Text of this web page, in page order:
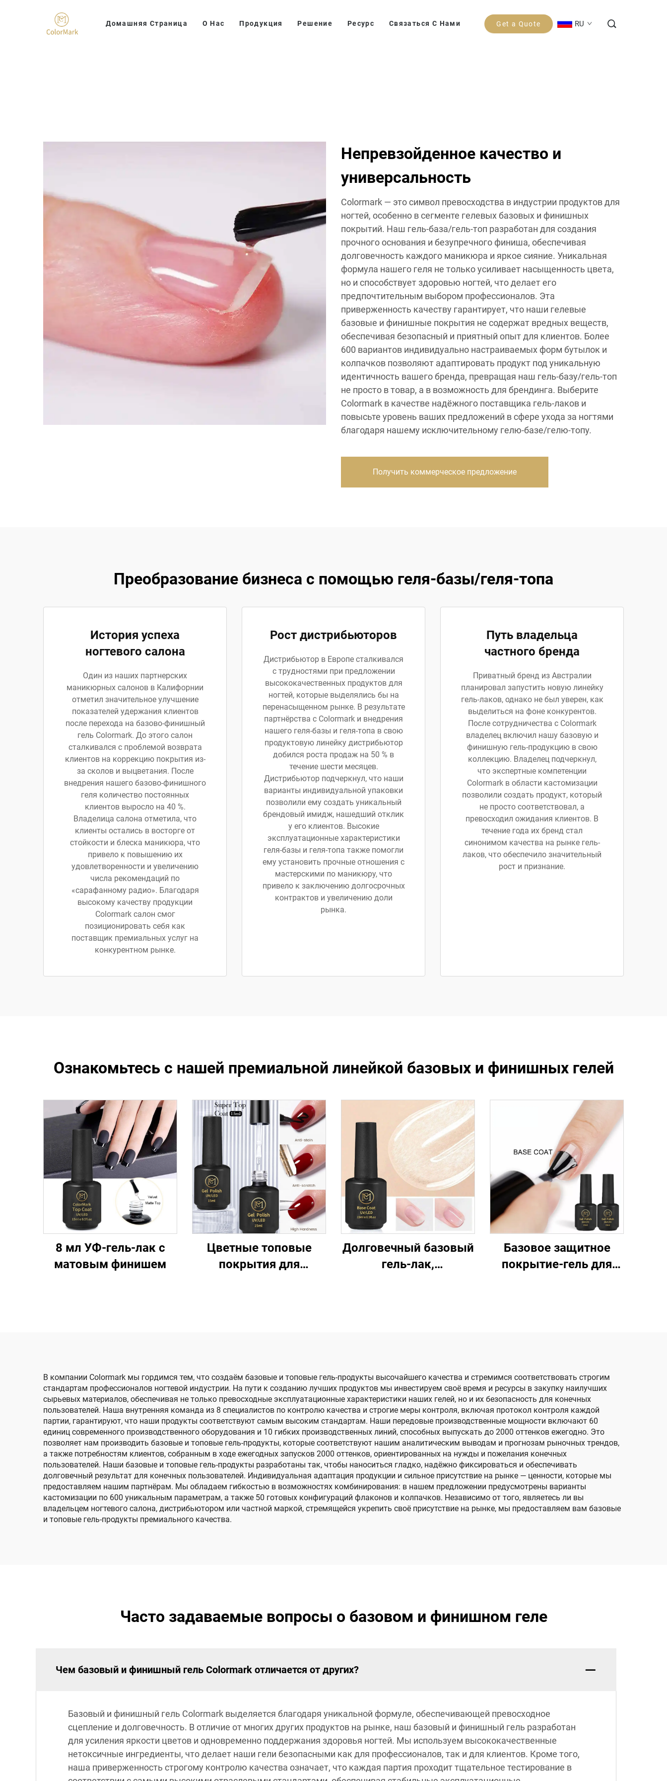
Домашняя Страница О Нас Продукция Решение Ресурс Связаться С Нами Get a Quote RU
Непревзойденное качество и
универсальность
Colormark — это символ превосходства в индустрии продуктов для
ногтей, особенно в сегменте гелевых базовых и финишных
покрытий. Наш гель-база/гель-топ разработан для создания
прочного основания и безупречного финиша, обеспечивая
долговечность каждого маникюра и яркое сияние. Уникальная
формула нашего геля не только усиливает насыщенность цвета,
но и способствует здоровью ногтей, что делает его
предпочтительным выбором профессионалов. Эта
приверженность качеству гарантирует, что наши гелевые
базовые и финишные покрытия не содержат вредных веществ,
обеспечивая безопасный и приятный опыт для клиентов. Более
600 вариантов индивидуально настраиваемых форм бутылок и
колпачков позволяют адаптировать продукт под уникальную
идентичность вашего бренда, превращая наш гель-базу/гель-топ
не просто в товар, а в возможность для брендинга. Выберите
Colormark в качестве надёжного поставщика гель-лаков и
повысьте уровень ваших предложений в сфере ухода за ногтями
благодаря нашему исключительному гелю-базе/гелю-топу.
Получить коммерческое предложение
Преобразование бизнеса с помощью геля-базы/геля-топа
История успеха
ногтевого салона
Один из наших партнерских
маникюрных салонов в Калифорнии
отметил значительное улучшение
показателей удержания клиентов
после перехода на базово-финишный
гель Colormark. До этого салон
сталкивался с проблемой возврата
клиентов на коррекцию покрытия из-
за сколов и выцветания. После
внедрения нашего базово-финишного
геля количество постоянных
клиентов выросло на 40 %.
Владелица салона отметила, что
клиенты остались в восторге от
стойкости и блеска маникюра, что
привело к повышению их
удовлетворенности и увеличению
числа рекомендаций по
«сарафанному радио». Благодаря
высокому качеству продукции
Colormark салон смог
позиционировать себя как
поставщик премиальных услуг на
конкурентном рынке.
Рост дистрибьюторов
Дистрибьютор в Европе сталкивался
с трудностями при предложении
высококачественных продуктов для
ногтей, которые выделялись бы на
перенасыщенном рынке. В результате
партнёрства с Colormark и внедрения
нашего геля-базы и геля-топа в свою
продуктовую линейку дистрибьютор
добился роста продаж на 50 % в
течение шести месяцев.
Дистрибьютор подчеркнул, что наши
варианты индивидуальной упаковки
позволили ему создать уникальный
брендовый имидж, нашедший отклик
у его клиентов. Высокие
эксплуатационные характеристики
геля-базы и геля-топа также помогли
ему установить прочные отношения с
мастерскими по маникюру, что
привело к заключению долгосрочных
контрактов и увеличению доли
рынка.
Путь владельца
частного бренда
Приватный бренд из Австралии
планировал запустить новую линейку
гель-лаков, однако не был уверен, как
выделиться на фоне конкурентов.
После сотрудничества с Colormark
владелец включил нашу базовую и
финишную гель-продукцию в свою
коллекцию. Владелец подчеркнул,
что экспертные компетенции
Colormark в области кастомизации
позволили создать продукт, который
не просто соответствовал, а
превосходил ожидания клиентов. В
течение года их бренд стал
синонимом качества на рынке гель-
лаков, что обеспечило значительный
рост и признание.
Ознакомьтесь с нашей премиальной линейкой базовых и финишных гелей
8 мл УФ-гель-лак с
матовым финишем
Цветные топовые
покрытия для
Долговечный базовый
гель-лак,
Базовое защитное
покрытие-гель для
В компании Colormark мы гордимся тем, что создаём базовые и топовые гель-продукты высочайшего качества и стремимся соответствовать строгим
стандартам профессионалов ногтевой индустрии. На пути к созданию лучших продуктов мы инвестируем своё время и ресурсы в закупку наилучших
сырьевых материалов, обеспечивая не только превосходные эксплуатационные характеристики наших гелей, но и их безопасность для конечных
пользователей. Наша внутренняя команда из 8 специалистов по контролю качества и строгие меры контроля, включая протокол контроля каждой
партии, гарантируют, что наши продукты соответствуют самым высоким стандартам. Наши передовые производственные мощности включают 60
единиц современного производственного оборудования и 10 гибких производственных линий, способных выпускать до 2000 оттенков ежегодно. Это
позволяет нам производить базовые и топовые гель-продукты, которые соответствуют нашим аналитическим выводам и прогнозам рыночных трендов,
а также потребностям клиентов, собранным в ходе ежегодных запусков 2000 оттенков, ориентированных на нужды и пожелания конечных
пользователей. Наши базовые и топовые гель-продукты разработаны так, чтобы наноситься гладко, надёжно фиксироваться и обеспечивать
долговечный результат для конечных пользователей. Индивидуальная адаптация продукции и сильное присутствие на рынке — ценности, которые мы
предоставляем нашим партнёрам. Мы обладаем гибкостью в возможностях комбинирования: в нашем предложении предусмотрены варианты
кастомизации по 600 уникальным параметрам, а также 50 готовых конфигураций флаконов и колпачков. Независимо от того, являетесь ли вы
владельцем ногтевого салона, дистрибьютором или частной маркой, стремящейся укрепить своё присутствие на рынке, мы предоставляем вам базовые
и топовые гель-продукты премиального качества.
Часто задаваемые вопросы о базовом и финишном геле
Чем базовый и финишный гель Colormark отличается от других?
Базовый и финишный гель Colormark выделяется благодаря уникальной формуле, обеспечивающей превосходное
сцепление и долговечность. В отличие от многих других продуктов на рынке, наш базовый и финишный гель разработан
для усиления яркости цветов и одновременно поддержания здоровья ногтей. Мы используем высококачественные
нетоксичные ингредиенты, что делает наши гели безопасными как для профессионалов, так и для клиентов. Кроме того,
наша приверженность строгому контролю качества означает, что каждая партия проходит тщательное тестирование в